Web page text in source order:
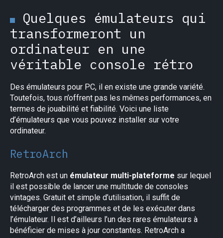
Quelques émulateurs qui
transformeront un
ordinateur en une
véritable console rétro
Des émulateurs pour PC, il en existe une grande variété.
Toutefois, tous n’offrent pas les mêmes performances, en
termes de jouabilité et fiabilité. Voici une liste
d’émulateurs que vous pouvez installer sur votre
ordinateur.
RetroArch
RetroArch est un émulateur multi-plateforme sur lequel
il est possible de lancer une multitude de consoles
vintages. Gratuit et simple d’utilisation, il suffit de
télécharger des programmes et de les exécuter dans
l’émulateur. Il est d’ailleurs l’un des rares émulateurs à
bénéficier de mises à jour constantes. RetroArch a